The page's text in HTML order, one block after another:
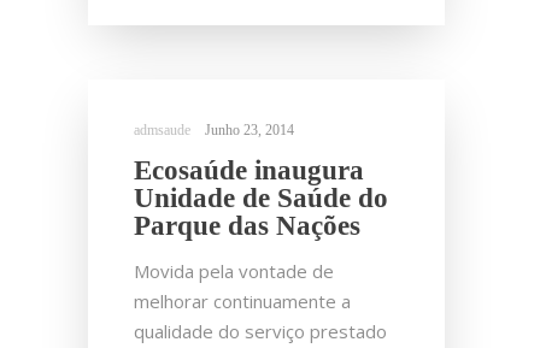
Junho 23, 2014
Ecosaúde inaugura
Unidade de Saúde do
Parque das Nações
Movida pela vontade de
melhorar continuamente a
qualidade do serviço prestado